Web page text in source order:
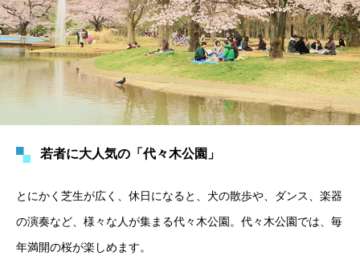
若者に大人気の「代々木公園」
とにかく芝生が広く、休日になると、犬の散歩や、ダンス、楽器
の演奏など、様々な人が集まる代々木公園。代々木公園では、毎
年満開の桜が楽しめます。